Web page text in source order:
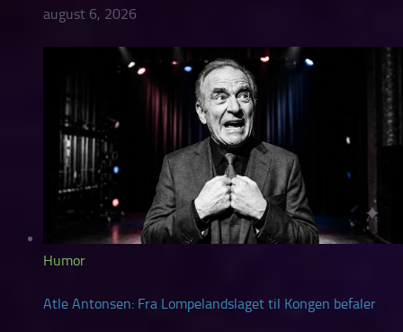
august 6, 2026
Humor
Atle Antonsen: Fra Lompelandslaget til Kongen befaler